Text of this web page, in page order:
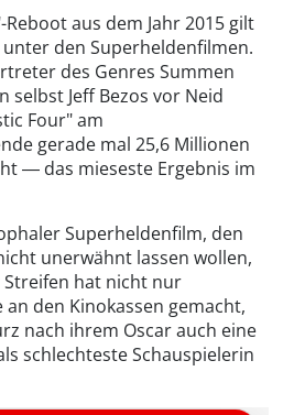
aus dem Jahr 2015 gilt
den Superheldenfilmen.
des Genres Summen
selbst Jeff Bezos vor Neid
Four" am
gerade mal 25,6 Millionen
― das mieseste Ergebnis im
Superheldenfilm, den
unerwähnt lassen wollen,
Streifen hat nicht nur
den Kinokassen gemacht,
nach ihrem Oscar auch eine
schlechteste Schauspielerin